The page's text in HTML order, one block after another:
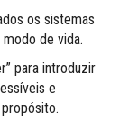
os sistemas
de vida.
para introduzir
e